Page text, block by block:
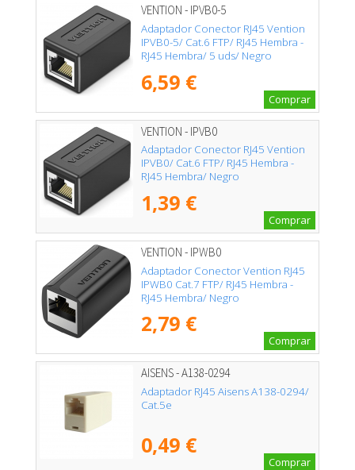
VENTION - IPVB0-5
Adaptador Conector RJ45 Vention
IPVB0-5/ Cat.6 FTP/ RJ45 Hembra -
RJ45 Hembra/ 5 uds/ Negro
6,59 €
Comprar
VENTION - IPVB0
Adaptador Conector RJ45 Vention
IPVB0/ Cat.6 FTP/ RJ45 Hembra -
RJ45 Hembra/ Negro
1,39 €
Comprar
VENTION - IPWB0
Adaptador Conector Vention RJ45
IPWB0 Cat.7 FTP/ RJ45 Hembra -
RJ45 Hembra/ Negro
2,79 €
Comprar
AISENS - A138-0294
Adaptador RJ45 Aisens A138-0294/
Cat.5e
0,49 €
Comprar